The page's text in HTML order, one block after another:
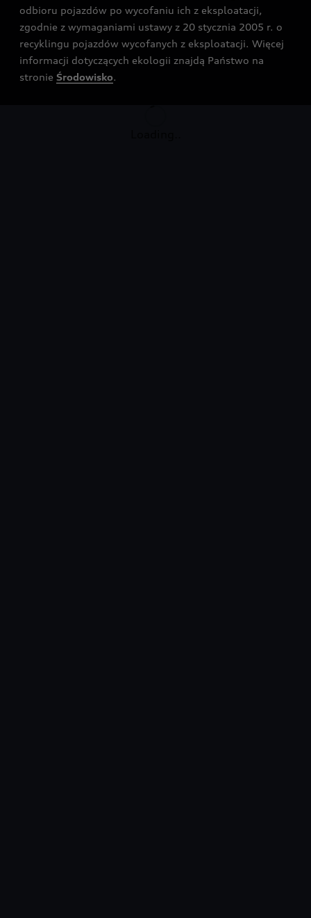
odbioru pojazdów po wycofaniu ich z eksploatacji,
zgodnie z wymaganiami ustawy z 20 stycznia 2005 r. o
recyklingu pojazdów wycofanych z eksploatacji. Więcej
informacji dotyczących ekologii znajdą Państwo na
stronie Środowisko.